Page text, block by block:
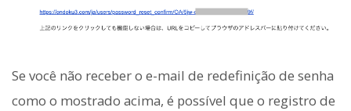
Se você não receber o e-mail de redefinição de senha
como o mostrado acima, é possível que o registro de